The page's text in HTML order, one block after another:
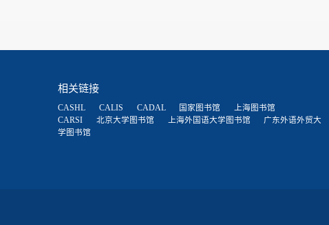
相关链接
CASHL CALIS CADAL 国家图书馆
上海图书馆
CARSI
北京大学图书馆 上海外国语大学图书馆
广东外语外贸大
学图书馆